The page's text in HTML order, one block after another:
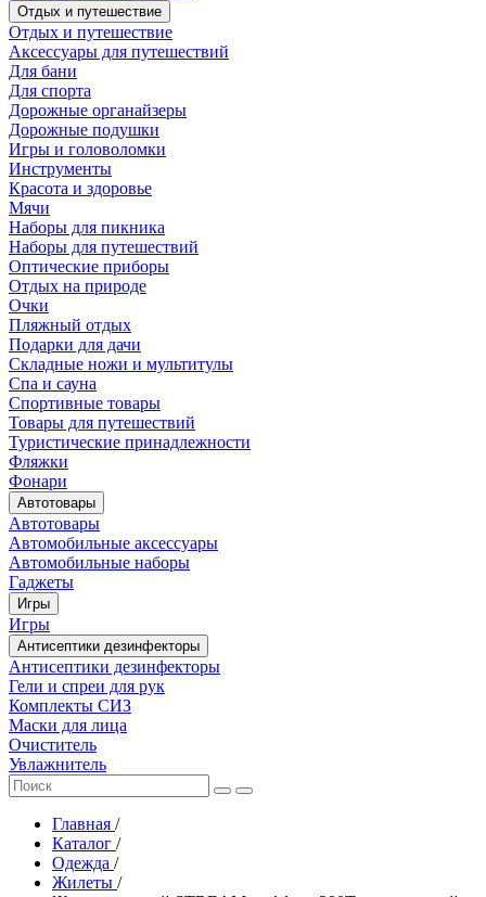
Отдых и путешествие
Отдых и путешествие
Аксессуары для путешествий
Для бани
Для спорта
Дорожные органайзеры
Дорожные подушки
Игры и головоломки
Инструменты
Красота и здоровье
Мячи
Наборы для пикника
Наборы для путешествий
Оптические приборы
Отдых на природе
Очки
Пляжный отдых
Подарки для дачи
Складные ножи и мультитулы
Спа и сауна
Спортивные товары
Товары для путешествий
Туристические принадлежности
Фляжки
Фонари
Автотовары
Автотовары
Автомобильные аксессуары
Автомобильные наборы
Гаджеты
Игры
Игры
Антисептики дезинфекторы
Антисептики дезинфекторы
Гели и спреи для рук
Комплекты СИЗ
Маски для лица
Очиститель
Увлажнитель
Главная /
Каталог /
Одежда /
Жилеты /